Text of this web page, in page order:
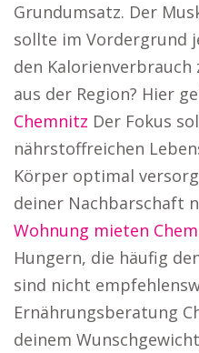
Grundumsatz. Der
sollte im Vordergrund
den
aus der Region? Hier
Chemnitz Der Fokus
nährstoffreichen
Körper optimal
deiner Nachbarschaft
Wohnung mieten
Hungern, die häufig
sind nicht
Ernährungsberatung
deinem